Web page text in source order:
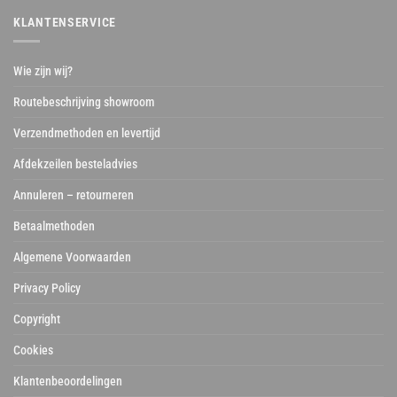
KLANTENSERVICE
Wie zijn wij?
Routebeschrijving showroom
Verzendmethoden en levertijd
Afdekzeilen besteladvies
Annuleren – retourneren
Betaalmethoden
Algemene Voorwaarden
Privacy Policy
Copyright
Cookies
Klantenbeoordelingen